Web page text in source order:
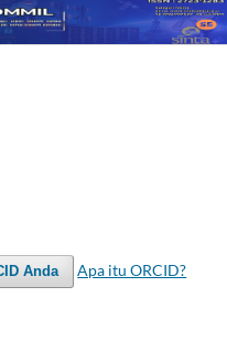
Anda Apa itu ORCID?